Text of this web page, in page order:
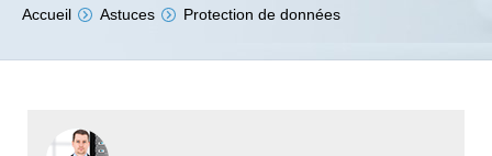
Contactez-nous
Vous êtes ici :
Accueil Astuces Protection de données